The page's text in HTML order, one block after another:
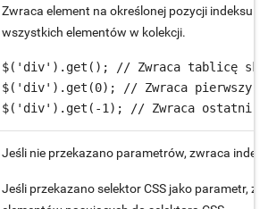
Zwraca element na określonej pozycji indeksu.
wszystkich elementów w kolekcji.
$('div').get(); // Zwraca tablicę
$('div').get(0); // Zwraca pierwszy
$('div').get(-1); // Zwraca ostatni
Jeśli nie przekazano parametrów, zwraca
Jeśli przekazano selektor CSS jako parametr,